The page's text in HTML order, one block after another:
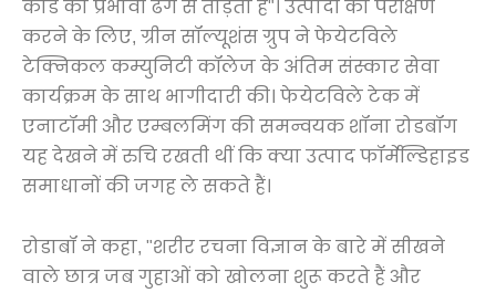
कोड को प्रभावी ढंग से तोड़ता है"। उत्पादों का परीक्षण
करने के लिए, ग्रीन सॉल्यूशंस ग्रुप ने फेयेटविले
टेक्निकल कम्युनिटी कॉलेज के अंतिम संस्कार सेवा
कार्यक्रम के साथ भागीदारी की। फेयेटविले टेक में
एनाटॉमी और एम्बलमिंग की समन्वयक शॉना रोडबॉग
यह देखने में रुचि रखती थीं कि क्या उत्पाद फॉर्मेल्डिहाइड
समाधानों की जगह ले सकते हैं।
रोडाबॉ ने कहा, "शरीर रचना विज्ञान के बारे में सीखने
वाले छात्र जब गुहाओं को खोलना शुरू करते हैं और